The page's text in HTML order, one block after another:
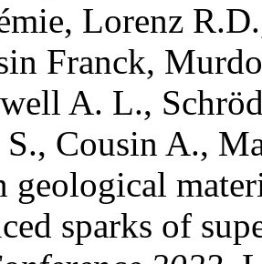
, Lorenz R.D.
Franck,
A. L.,
S., Cousin A.,
geological
sparks of